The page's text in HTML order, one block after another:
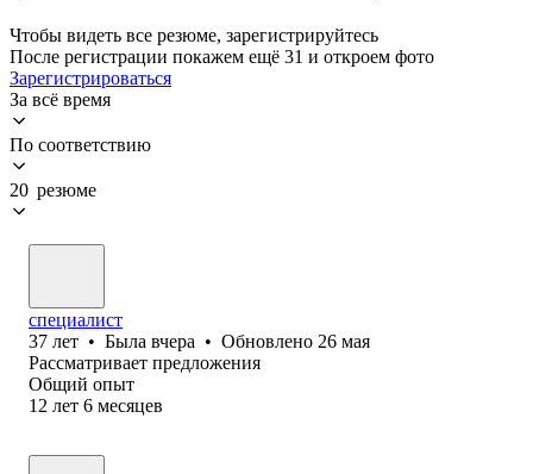
Чтобы видеть все резюме, зарегистрируйтесь
После регистрации покажем ещё 31 и откроем фото
Зарегистрироваться
За всё время
По соответствию
20 резюме
специалист
37 лет • Была вчера • Обновлено 26 мая
Рассматривает предложения
Общий опыт
12 лет 6 месяцев